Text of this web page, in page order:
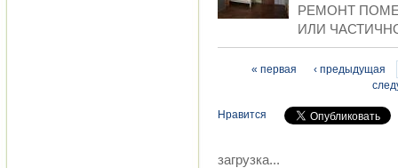
РЕМОНТ
ИЛИ
Страницы
« первая
‹ предыдущая
Нравится
загрузка...